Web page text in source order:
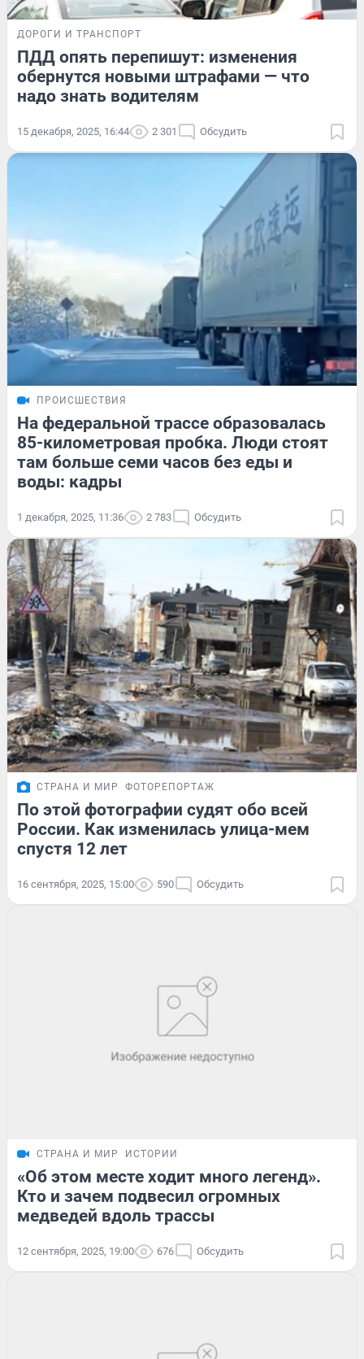
ДОРОГИ И ТРАНСПОРТ
ПДД опять перепишут: изменения
обернутся новыми штрафами — что
надо знать водителям
15 декабря, 2025, 16:44 2 301 Обсудить
ПРОИСШЕСТВИЯ
На федеральной трассе образовалась
85-километровая пробка. Люди стоят
там больше семи часов без еды и
воды: кадры
1 декабря, 2025, 11:36 2 783 Обсудить
СТРАНА И МИР ФОТОРЕПОРТАЖ
По этой фотографии судят обо всей
России. Как изменилась улица-мем
спустя 12 лет
16 сентября, 2025, 15:00 590 Обсудить
СТРАНА И МИР ИСТОРИИ
«Об этом месте ходит много легенд».
Кто и зачем подвесил огромных
медведей вдоль трассы
12 сентября, 2025, 19:00 676 Обсудить